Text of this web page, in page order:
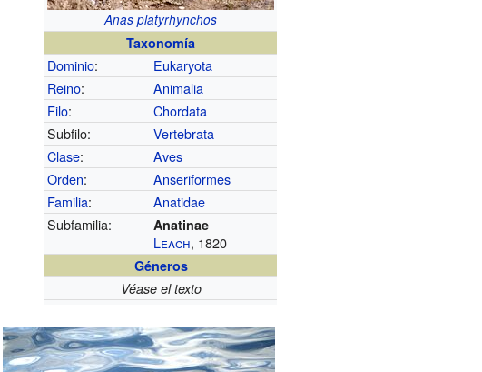
Anas platyrhynchos
Taxonomía
Dominio:
Eukaryota
Reino:
Animalia
Filo:
Chordata
Subfilo:
Vertebrata
Clase:
Aves
Orden:
Anseriformes
Familia:
Anatidae
Subfamilia:
Anatinae
Leach, 1820
Géneros
Véase el texto